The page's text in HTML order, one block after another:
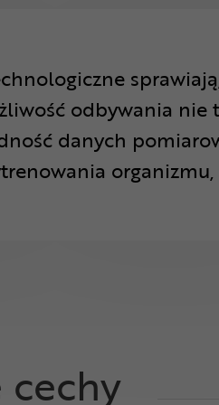
odbywania nie
danych
cechy